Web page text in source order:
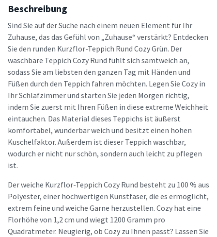
Beschreibung
Sind Sie auf der Suche nach einem neuen Element für Ihr
Zuhause, das das Gefühl von „Zuhause“ verstärkt? Entdecken
Sie den runden Kurzflor-Teppich Rund Cozy Grün. Der
waschbare Teppich Cozy Rund fühlt sich samtweich an,
sodass Sie am liebsten den ganzen Tag mit Händen und
Füßen durch den Teppich fahren möchten. Legen Sie Cozy in
Ihr Schlafzimmer und starten Sie jeden Morgen richtig,
indem Sie zuerst mit Ihren Füßen in diese extreme Weichheit
eintauchen. Das Material dieses Teppichs ist äußerst
komfortabel, wunderbar weich und besitzt einen hohen
Kuschelfaktor. Außerdem ist dieser Teppich waschbar,
wodurch er nicht nur schön, sondern auch leicht zu pflegen
ist.
Der weiche Kurzflor-Teppich Cozy Rund besteht zu 100 % aus
Polyester, einer hochwertigen Kunstfaser, die es ermöglicht,
extrem feine und weiche Garne herzustellen. Cozy hat eine
Florhöhe von 1,2 cm und wiegt 1200 Gramm pro
Quadratmeter. Neugierig, ob Cozy zu Ihnen passt? Lassen Sie